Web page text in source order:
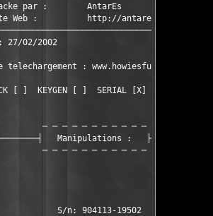
par :        AntarEs
Web :          http://antares666.fr.st
27/02/2002
telechargement : www.howiesfunware.com
[ ]  KEYGEN [ ]  SERIAL [X]  AUTRE [ ]
─ ─ ─ ─ ─ ─ ─ ─ ─ ─ ─
Manipulations :
─ ─ ─ ─ ─ ─ ─ ─ ─ ─ ─
S/n: 904113-19502